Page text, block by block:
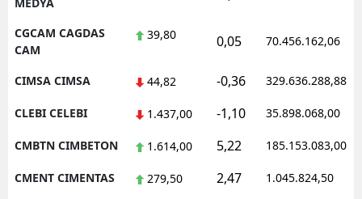
CGCAM CAGDAS
CAM
39,80 0,05 70.456.162,06
CIMSA CIMSA 44,82 -0,36 329.636.288,88
CLEBI CELEBI 1.437,00 -1,10 35.898.068,00
CMBTN CIMBETON 1.614,00 5,22 185.153.083,00
CMENT CIMENTAS 279,50 2,47 1.045.824,50